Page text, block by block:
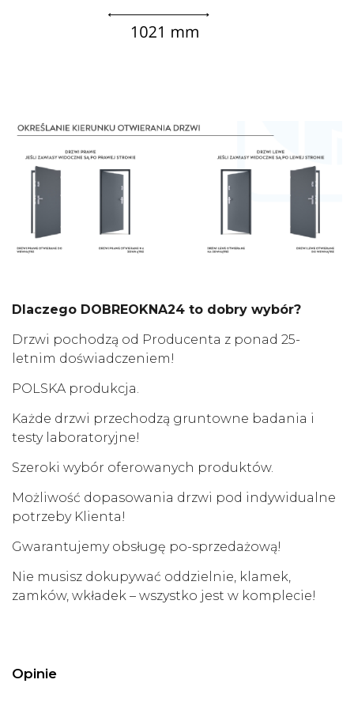
Dlaczego DOBREOKNA24 to dobry wybór?
Drzwi pochodzą od Producenta z ponad 25-
letnim doświadczeniem!
POLSKA produkcja.
Każde drzwi przechodzą gruntowne badania i
testy laboratoryjne!
Szeroki wybór oferowanych produktów.
Możliwość dopasowania drzwi pod indywidualne
potrzeby Klienta!
Gwarantujemy obsługę po-sprzedażową!
Nie musisz dokupywać oddzielnie, klamek,
zamków, wkładek – wszystko jest w komplecie!
Opinie